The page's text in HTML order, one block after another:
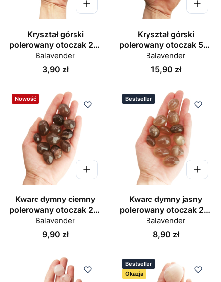
Kryształ górski
polerowany otoczak 25-
30 mm
Balavender
Cena
3,90 zł
Kryształ górski
polerowany otoczak 50-
60 mm
Balavender
Cena
15,90 zł
Nowość
Kwarc dymny ciemny
polerowany otoczak 25-
30 mm
Balavender
Cena
9,90 zł
Bestseller
Kwarc dymny jasny
polerowany otoczak 25-
30 mm
Balavender
Cena
8,90 zł
Okazja
Bestseller